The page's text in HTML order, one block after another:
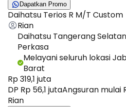
Dapatkan Promo
Daihatsu Terios R M/T Custom
Rian
Daihatsu Tangerang
Perkasa
Melayani seluruh lokasi
Barat
Rp 319,1 juta
DP Rp 56,1 jutaAngsuran mulai
Rian